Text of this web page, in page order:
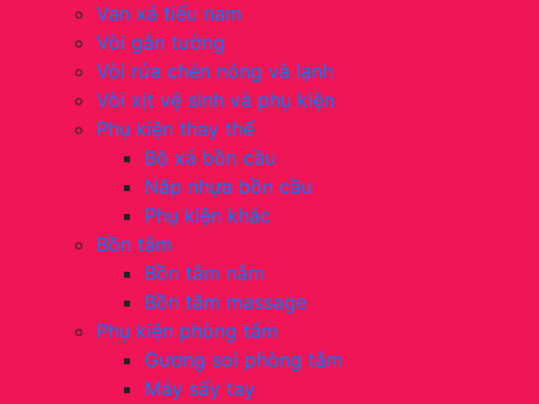
Van xả tiểu nam
Vòi gắn tường
Vòi rửa chén nóng và lạnh
Vòi xịt vệ sinh và phụ kiện
Phụ kiện thay thế
Bộ xả bồn cầu
Nắp nhựa bồn cầu
Phụ kiện khác
Bồn tắm
Bồn tắm nằm
Bồn tắm massage
Phụ kiện phòng tắm
Gương soi phòng tắm
Máy sấy tay